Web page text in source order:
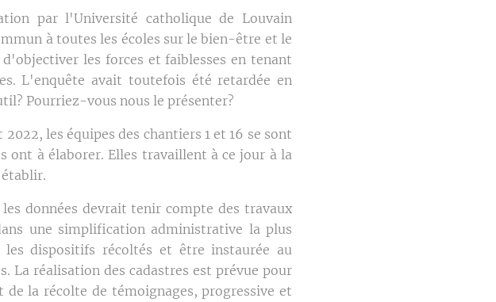
par l'Université catholique de Louvain
à toutes les écoles sur le bien-être et le
les forces et faiblesses en tenant
L'enquête avait toutefois été retardée en
Pourriez-vous nous le présenter?
2022, les équipes des chantiers 1 et 16 se sont
ont à élaborer. Elles travaillent à ce jour à la
données devrait tenir compte des travaux
une simplification administrative la plus
dispositifs récoltés et être instaurée au
La réalisation des cadastres est prévue pour
la récolte de témoignages, progressive et